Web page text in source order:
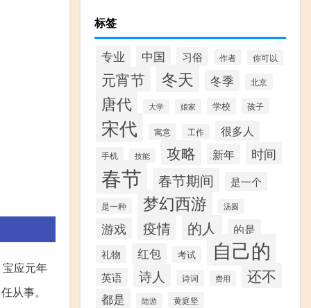
应元年
从事。
标签
专业 中国 习俗 作者 你可以
元宵节 冬天 冬季 北京
唐代 大学 娘家 学校 孩子
宋代 寓意 工作 很多人
手机 技能 攻略 新年 时间
春节 春节期间 是一个
是一种 梦幻西游 汤圆
游戏 疫情 的人 的是
礼物 红包 考试 自己的
英语 诗人 诗词 费用 还不
都是 陆游 黄庭坚